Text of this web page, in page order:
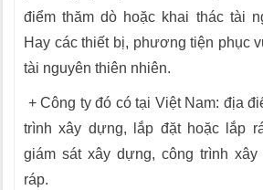
điểm thăm dò hoặc khai thác tài
Hay các thiết bị, phương tiện phục
tài nguyên thiên nhiên.
+ Công ty đó có tại Việt Nam: địa
trình xây dựng, lắp đặt hoặc lắp
giám sát xây dựng, công trình
ráp.